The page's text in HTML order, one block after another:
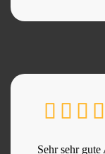
Sehr sehr